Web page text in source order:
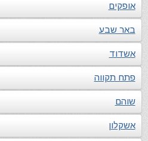
אופקים
באר שבע
אשדוד
פתח תקווה
שוהם
אשקלון